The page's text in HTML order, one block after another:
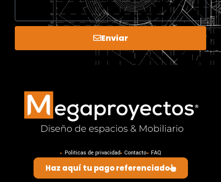
Enviar
Politicas de privacidad Contacto FAQ
Haz aquí tu pago referenciado